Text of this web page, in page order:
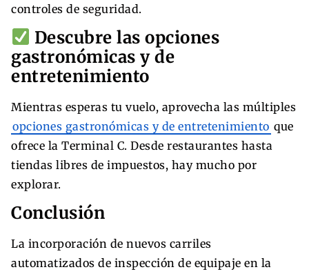
controles de seguridad.
Descubre las opciones
gastronómicas y de
entretenimiento
Mientras esperas tu vuelo, aprovecha las múltiples
opciones gastronómicas y de entretenimiento que
ofrece la Terminal C. Desde restaurantes hasta
tiendas libres de impuestos, hay mucho por
explorar.
Conclusión
La incorporación de nuevos carriles
automatizados de inspección de equipaje en la